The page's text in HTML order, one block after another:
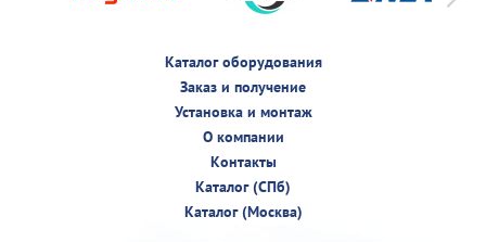
Каталог оборудования
Заказ и получение
Установка и монтаж
О компании
Контакты
Каталог (СПб)
Каталог (Москва)